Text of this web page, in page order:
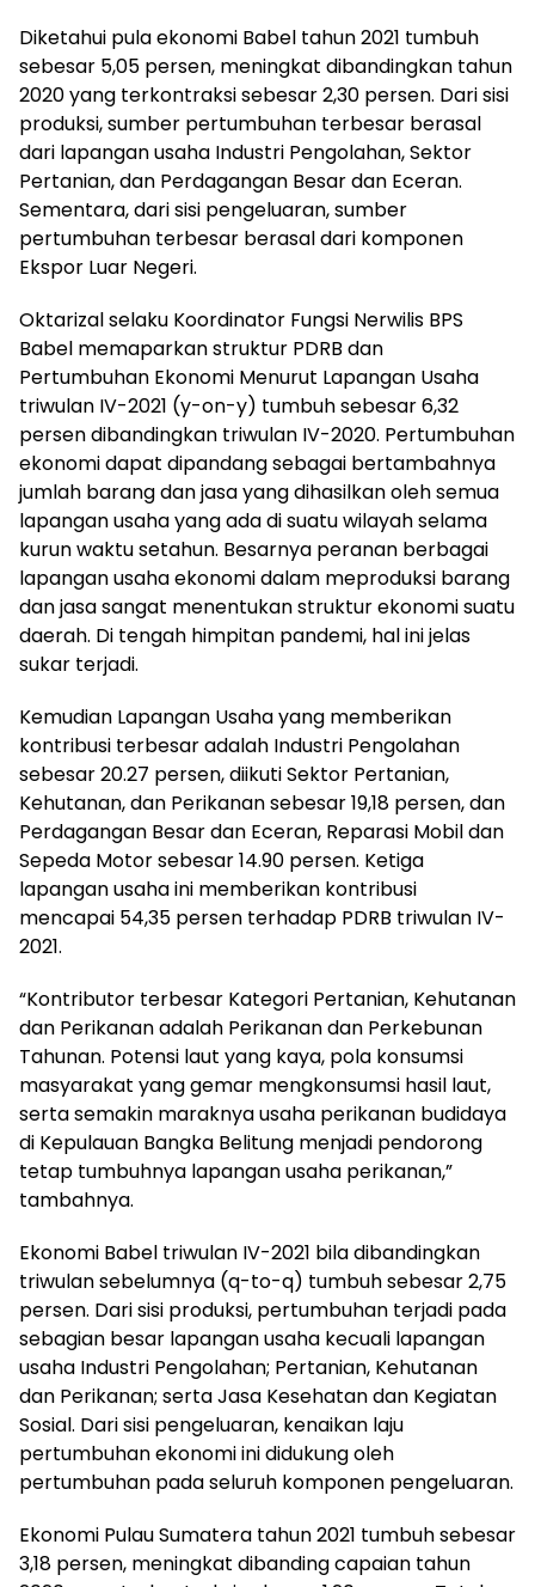
Diketahui pula ekonomi Babel tahun 2021 tumbuh
sebesar 5,05 persen, meningkat dibandingkan tahun
2020 yang terkontraksi sebesar 2,30 persen. Dari sisi
produksi, sumber pertumbuhan terbesar berasal
dari lapangan usaha Industri Pengolahan, Sektor
Pertanian, dan Perdagangan Besar dan Eceran.
Sementara, dari sisi pengeluaran, sumber
pertumbuhan terbesar berasal dari komponen
Ekspor Luar Negeri.
Oktarizal selaku Koordinator Fungsi Nerwilis BPS
Babel memaparkan struktur PDRB dan
Pertumbuhan Ekonomi Menurut Lapangan Usaha
triwulan IV-2021 (y-on-y) tumbuh sebesar 6,32
persen dibandingkan triwulan IV-2020. Pertumbuhan
ekonomi dapat dipandang sebagai bertambahnya
jumlah barang dan jasa yang dihasilkan oleh semua
lapangan usaha yang ada di suatu wilayah selama
kurun waktu setahun. Besarnya peranan berbagai
lapangan usaha ekonomi dalam meproduksi barang
dan jasa sangat menentukan struktur ekonomi suatu
daerah. Di tengah himpitan pandemi, hal ini jelas
sukar terjadi.
Kemudian Lapangan Usaha yang memberikan
kontribusi terbesar adalah Industri Pengolahan
sebesar 20.27 persen, diikuti Sektor Pertanian,
Kehutanan, dan Perikanan sebesar 19,18 persen, dan
Perdagangan Besar dan Eceran, Reparasi Mobil dan
Sepeda Motor sebesar 14.90 persen. Ketiga
lapangan usaha ini memberikan kontribusi
mencapai 54,35 persen terhadap PDRB triwulan IV-
2021.
“Kontributor terbesar Kategori Pertanian, Kehutanan
dan Perikanan adalah Perikanan dan Perkebunan
Tahunan. Potensi laut yang kaya, pola konsumsi
masyarakat yang gemar mengkonsumsi hasil laut,
serta semakin maraknya usaha perikanan budidaya
di Kepulauan Bangka Belitung menjadi pendorong
tetap tumbuhnya lapangan usaha perikanan,”
tambahnya.
Ekonomi Babel triwulan IV-2021 bila dibandingkan
triwulan sebelumnya (q-to-q) tumbuh sebesar 2,75
persen. Dari sisi produksi, pertumbuhan terjadi pada
sebagian besar lapangan usaha kecuali lapangan
usaha Industri Pengolahan; Pertanian, Kehutanan
dan Perikanan; serta Jasa Kesehatan dan Kegiatan
Sosial. Dari sisi pengeluaran, kenaikan laju
pertumbuhan ekonomi ini didukung oleh
pertumbuhan pada seluruh komponen pengeluaran.
Ekonomi Pulau Sumatera tahun 2021 tumbuh sebesar
3,18 persen, meningkat dibanding capaian tahun